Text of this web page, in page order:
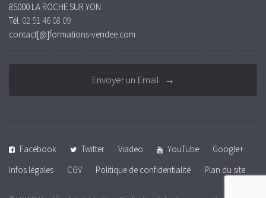
85000 LA ROCHE SUR YON
Tél. 02 51 46 08 09
contact[@]formations-vendee.com
Envoyer un Email →
Facebook Twitter Viadeo YouTube
Google+
Infos légales
CGV Politique de confidentialité Plan du site